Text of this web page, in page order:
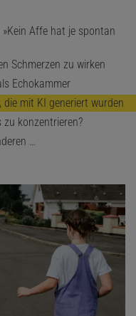
»Kein Affe hat je spontan
Schmerzen zu wirken
Echokammer
die mit KI generiert wurden
zu konzentrieren?
…